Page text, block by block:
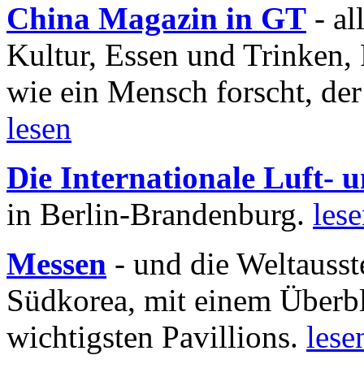
China Magazin in GT -
Kultur, Essen und
wie ein Mensch forscht,
lesen
Die Internationale Luft-
in Berlin-Brandenburg.
Messen - und die
Südkorea, mit einem
wichtigsten Pavillions.